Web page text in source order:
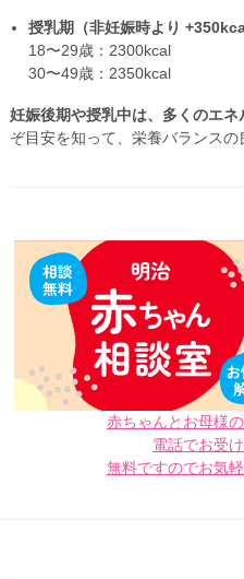
授乳期（非妊娠時より
18〜29歳：2300kcal
30〜49歳：2350kcal
妊娠後期や授乳中は、多くのエネ
ぞ目安を知って、栄養バランスの
赤ちゃんとお母様
電話でお受
無料ですのでお気